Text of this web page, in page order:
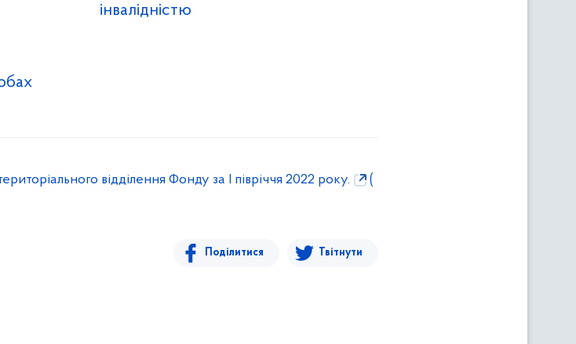
інвалідністю
відділення Фонду за І півріччя 2022 року.
(
Поділитися Твітнути